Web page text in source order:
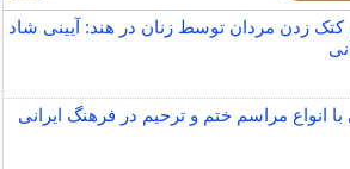
زدن مردان توسط زنان در هند: آیینی شاد
با انواع مراسم ختم و ترحیم در فرهنگ ایرانی